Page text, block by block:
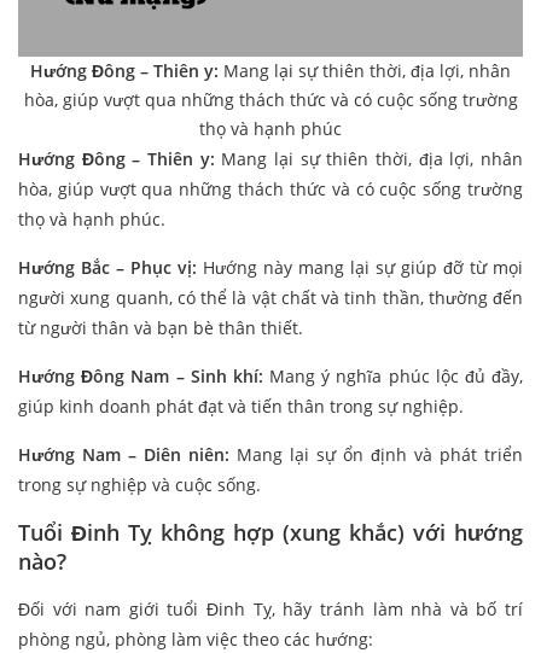
Hướng Đông – Thiên y: Mang lại sự thiên thời, địa lợi, nhân
hòa, giúp vượt qua những thách thức và có cuộc sống trường
thọ và hạnh phúc
Hướng Đông – Thiên y: Mang lại sự thiên thời, địa lợi, nhân
hòa, giúp vượt qua những thách thức và có cuộc sống trường
thọ và hạnh phúc.
Hướng Bắc – Phục vị: Hướng này mang lại sự giúp đỡ từ mọi
người xung quanh, có thể là vật chất và tinh thần, thường đến
từ người thân và bạn bè thân thiết.
Hướng Đông Nam – Sinh khí: Mang ý nghĩa phúc lộc đủ đầy,
giúp kinh doanh phát đạt và tiến thân trong sự nghiệp.
Hướng Nam – Diên niên: Mang lại sự ổn định và phát triển
trong sự nghiệp và cuộc sống.
Tuổi Đinh Tỵ không hợp (xung khắc) với hướng
nào?
Đối với nam giới tuổi Đinh Tỵ, hãy tránh làm nhà và bố trí
phòng ngủ, phòng làm việc theo các hướng: